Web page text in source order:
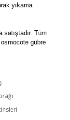
yıkama
satıştadır. Tüm
gübre